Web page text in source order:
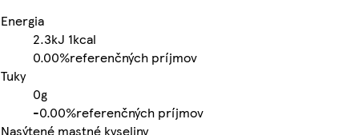
Energia
2.3kJ 1kcal
0.00%referenčných príjmov
Tuky
0g
-0.00%referenčných príjmov
Nasýtené mastné kyseliny